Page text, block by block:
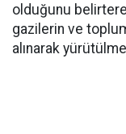
olduğunu
gazilerin ve
alınarak